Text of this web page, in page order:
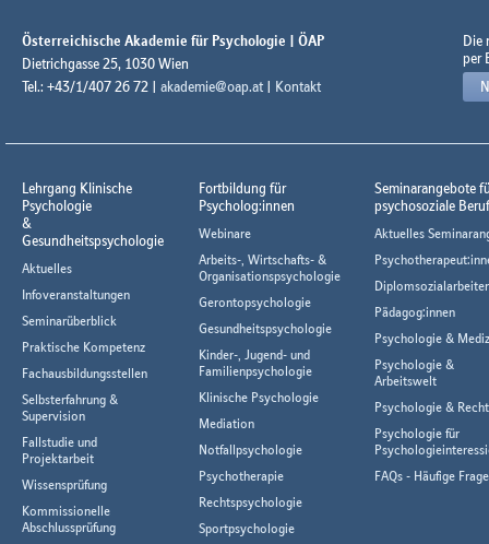
Österreichische Akademie für Psychologie | ÖAP
Dietrichgasse 25, 1030 Wien
Tel.: +43/1/407 26 72 | akademie@oap.at | Kontakt
Die
per
Lehrgang Klinische
Psychologie
&
Gesundheitspsychologie
Aktuelles
Infoveranstaltungen
Seminarüberblick
Praktische Kompetenz
Fachausbildungsstellen
Selbsterfahrung &
Supervision
Fallstudie und
Projektarbeit
Wissensprüfung
Kommissionelle
Abschlussprüfung
Fortbildung für
Psycholog:innen
Webinare
Arbeits-, Wirtschafts- &
Organisationspsychologie
Gerontopsychologie
Gesundheitspsychologie
Kinder-, Jugend- und
Familienpsychologie
Klinische Psychologie
Mediation
Notfallpsychologie
Psychotherapie
Rechtspsychologie
Sportpsychologie
Seminarangebote
psychosoziale
Aktuelles
Pädagog:innen
Psychologie &
Psychologie &
Arbeitswelt
Psychologie & Recht
Psychologie für
FAQs - Häufige